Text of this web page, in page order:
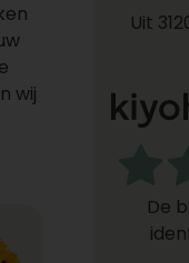
wij
Uit
De